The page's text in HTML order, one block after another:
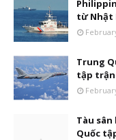
từ Nhật
Trung
tập trận
Tàu
Quốc